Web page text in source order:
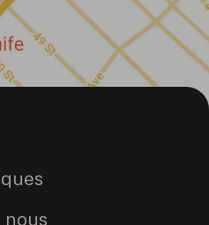
nous